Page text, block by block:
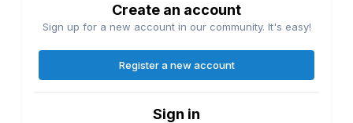
Create an account
Sign up for a new account in our community. It's easy!
Register a new account
Sign in